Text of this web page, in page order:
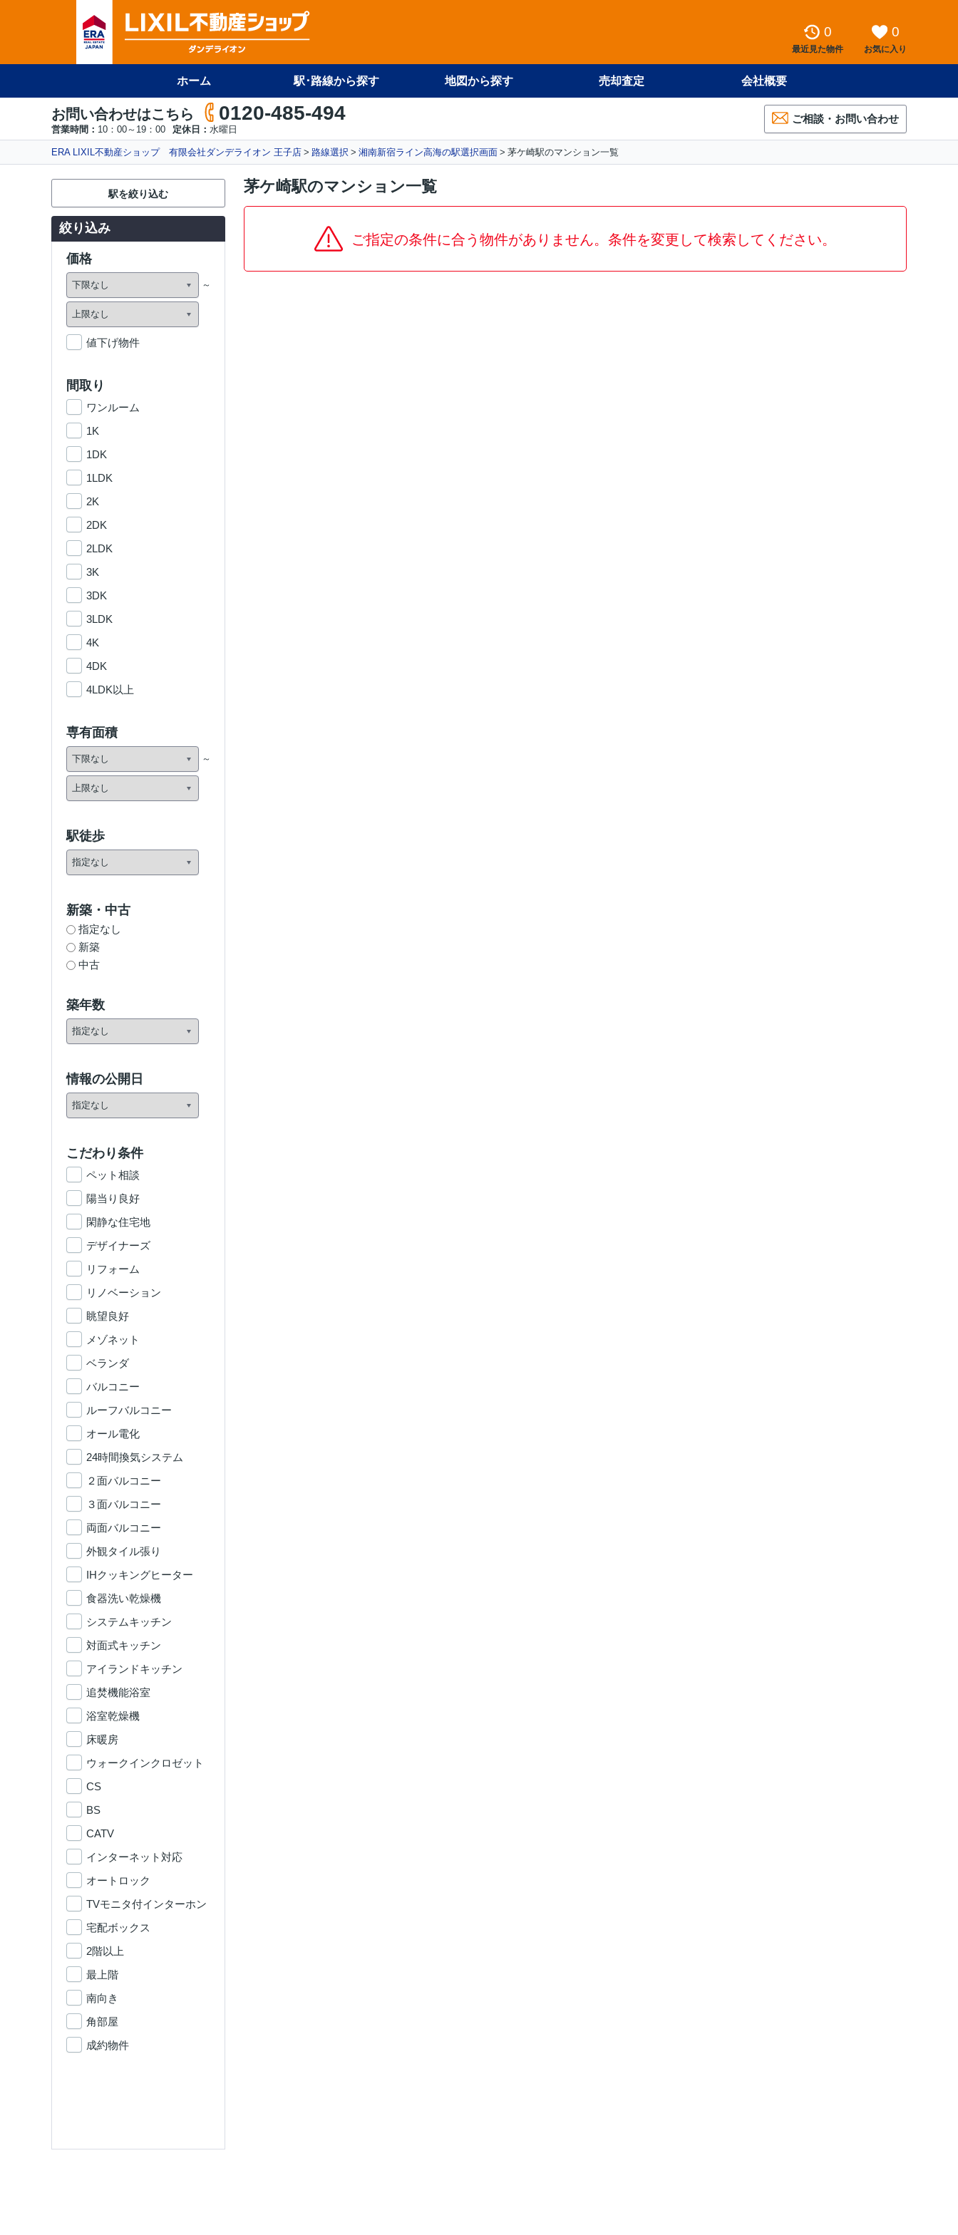
0
最近見た物件
0
お気に入り
ホーム 駅･路線から探す 地図から探す 売却査定 会社概要
お問い合わせはこちら 0120-485-494
営業時間： 10：00～19：00 定休日： 水曜日
ご相談・お問い合わせ
ERA LIXIL不動産ショップ 有限会社ダンデライオン 王子店 路線選択 湘南新宿ライン高海の駅選択画面 茅ケ崎駅のマンション一覧
茅ケ崎駅のマンション一覧
ご指定の条件に合う物件がありません。条件を変更して検索してください。
駅を絞り込む
絞り込み
価格
値下げ物件
間取り
ワンルーム
1K
1DK
1LDK
2K
2DK
2LDK
3K
3DK
3LDK
4K
4DK
4LDK以上
専有面積
駅徒歩
新築・中古
指定なし
新築
中古
築年数
情報の公開日
こだわり条件
ペット相談
陽当り良好
閑静な住宅地
デザイナーズ
リフォーム
リノベーション
眺望良好
メゾネット
ベランダ
バルコニー
ルーフバルコニー
オール電化
24時間換気システム
２面バルコニー
３面バルコニー
両面バルコニー
外観タイル張り
IHクッキングヒーター
食器洗い乾燥機
システムキッチン
対面式キッチン
アイランドキッチン
追焚機能浴室
浴室乾燥機
床暖房
ウォークインクロゼット
CS
BS
CATV
インターネット対応
オートロック
TVモニタ付インターホン
宅配ボックス
2階以上
最上階
南向き
角部屋
成約物件